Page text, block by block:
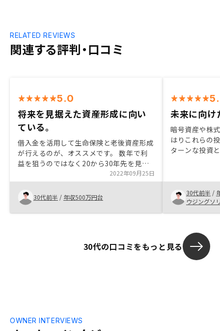
関連する評判・口コミ
RELATED REVIEWS
5.0
将来を見据えた資産形成に向い
ている。
借入金を活用して生命保険と老後資産形成
が行えるのが、オススメです。 数年で利
益を狙うのではなく20から30年先を見据
えた投資が出来ます。 他人資本である銀
行からの借入金と賃料の2つを有効活用し
ながら将来の資産形成が出来る。契約に関
して手間がかかるのと借入金の利率を早見
表で比較出来たらよいと思う。
2022年09月25日
30代前半 / 年収500万円台
未来に向け
暗号資産や株
はりこれらの
ターンな投資
成約に至った。
30代前半 /
ウジングソ
30代の口コミをもっと見る
OWNER INTERVIEWS